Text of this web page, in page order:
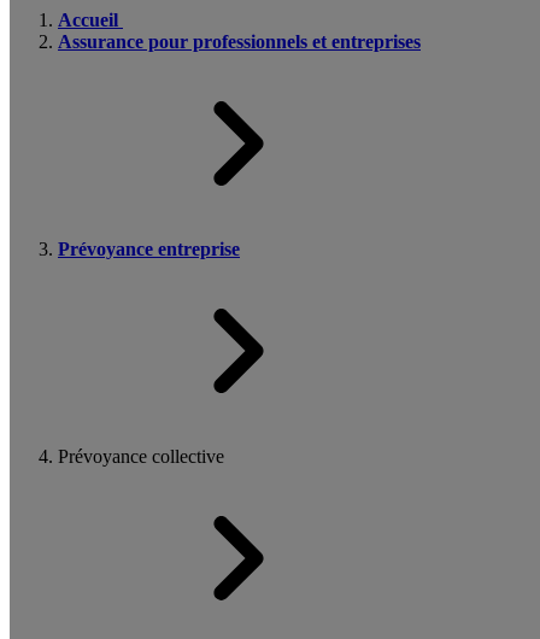
Accueil
Assurance pour professionnels et entreprises
Prévoyance entreprise
Prévoyance collective